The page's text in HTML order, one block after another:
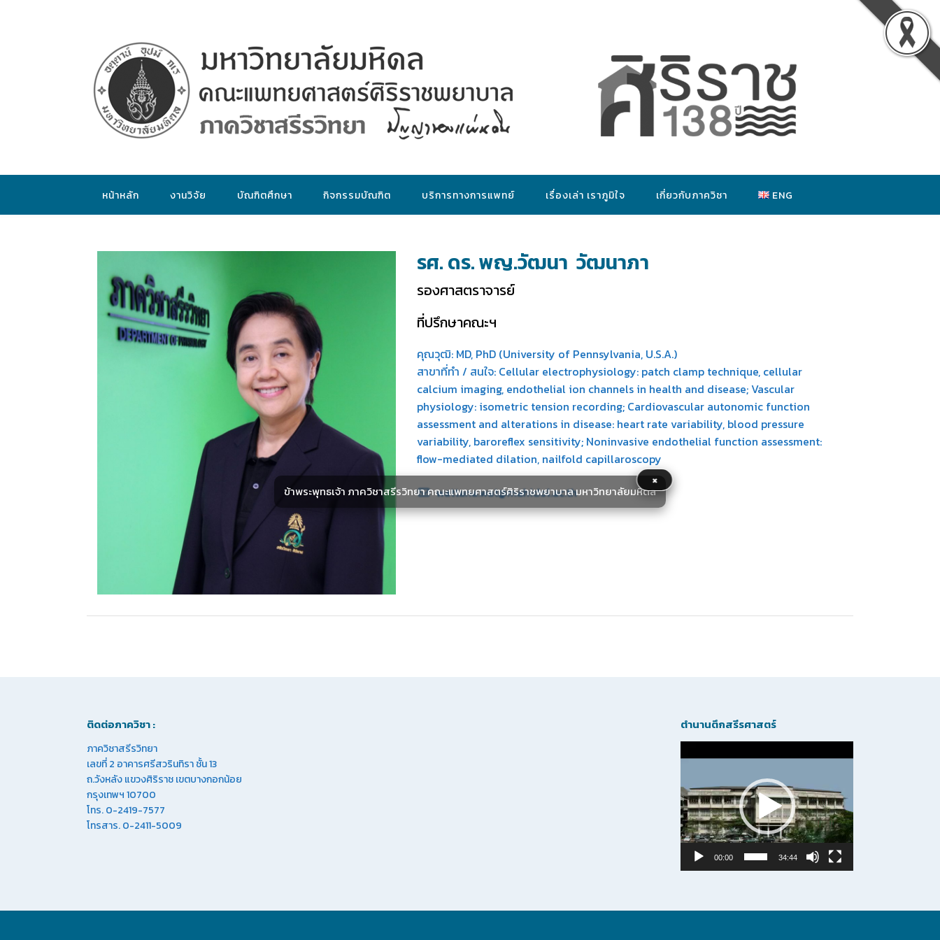
×
ข้าพระพุทธเจ้า ภาควิชาสรีรวิทยา คณะแพทยศาสตร์ศิริราชพยาบาล มหาวิทยาลัยมหิดล
หน้าหลัก งานวิจัย บัณฑิตศึกษา กิจกรรมบัณฑิต บริการทางการแพทย์ เรื่องเล่า เราภูมิใจ เกี่ยวกับภาควิชา ENG
รศ. ดร. พญ.วัฒนา วัฒนาภา
รองศาสตราจารย์
ที่ปรึกษาคณะฯ
คุณวุฒิ: MD, PhD (University of Pennsylvania, U.S.A.)
สาขาที่ทำ / สนใจ: Cellular electrophysiology: patch clamp technique, cellular
calcium imaging, endothelial ion channels in health and disease; Vascular
physiology: isometric tension recording; Cardiovascular autonomic function
assessment and alterations in disease: heart rate variability, blood pressure
variability, baroreflex sensitivity; Noninvasive endothelial function assessment:
flow-mediated dilation, nailfold capillaroscopy
wattana.wat@mahidol.ac.th
ติดต่อภาควิชา :
ภาควิชาสรีรวิทยา
เลขที่ 2 อาคารศรีสวรินทิรา ชั้น 13
ถ.วังหลัง แขวงศิริราช เขตบางกอกน้อย
กรุงเทพฯ 10700
โทร. 0-2419-7577
โทรสาร. 0-2411-5009
ตำนานตึกสรีรศาสตร์
Player
00:00 34:44